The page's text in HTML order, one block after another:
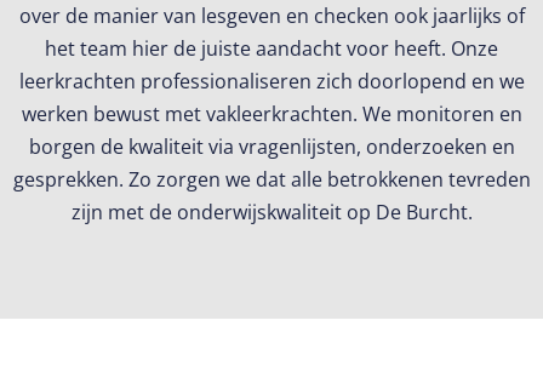
over de manier van lesgeven en checken ook jaarlijks of
het team hier de juiste aandacht voor heeft. Onze
leerkrachten professionaliseren zich doorlopend en we
werken bewust met vakleerkrachten. We monitoren en
borgen de kwaliteit via vragenlijsten, onderzoeken en
gesprekken. Zo zorgen we dat alle betrokkenen tevreden
zijn met de onderwijskwaliteit op De Burcht.